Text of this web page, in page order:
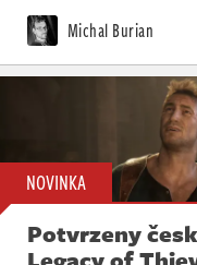
Michal Burian
NOVINKA
Potvrzeny